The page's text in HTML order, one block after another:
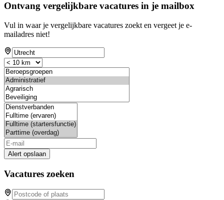
Ontvang vergelijkbare vacatures in je mailbox
Vul in waar je vergelijkbare vacatures zoekt en vergeet je e-
mailadres niet!
Alert opslaan
Vacatures zoeken